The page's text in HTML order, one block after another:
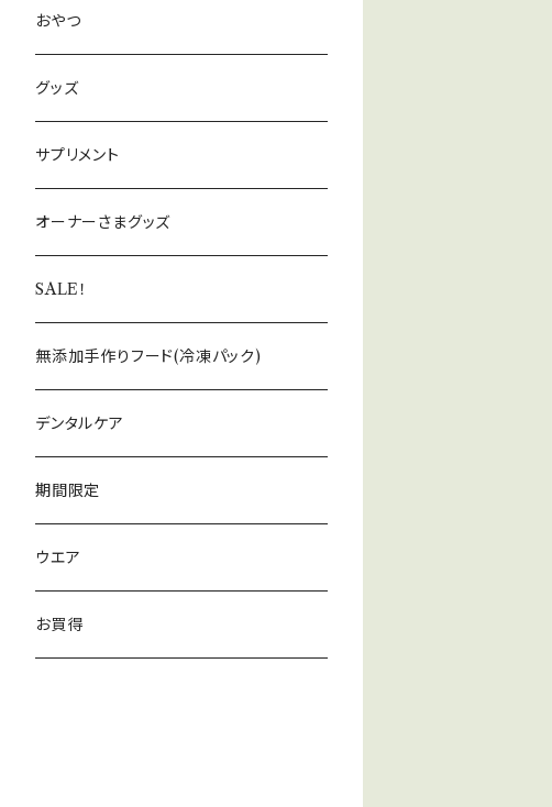
おやつ
グッズ
サプリメント
オーナーさまグッズ
SALE！
無添加手作りフード(冷凍パック)
デンタルケア
期間限定
ウエア
お買得